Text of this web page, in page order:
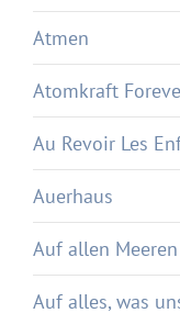
Atmen
Atomkraft
Au Revoir Les
Auerhaus
Auf allen Meeren
Auf alles, was